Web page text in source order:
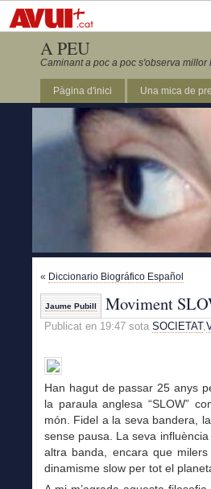
A PEU
Caminant a poc a poc s'observa millor
Pàgina d'inici Una mica de
« Diccionario Biográfico Español
Jaume Pubill Moviment
Publicat en 19:47 sota SOCIETAT,
Han hagut de passar 25 anys
la paraula anglesa “SLOW”
món. Fidel a la seva bandera,
sense pausa. La seva
altra banda, encara que
dinamisme slow per tot el